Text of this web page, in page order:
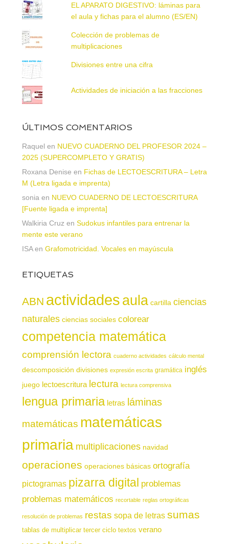
EL APARATO DIGESTIVO: láminas para
el aula y fichas para el alumno (ES/EN)
Colección de problemas de
multiplicaciones
Divisiones entre una cifra
Actividades de iniciación a las fracciones
ÚLTIMOS COMENTARIOS
Raquel en NUEVO CUADERNO DEL PROFESOR 2024 –
2025 (SUPERCOMPLETO Y GRATIS)
Roxana Denise en Fichas de LECTOESCRITURA – Letra
M (Letra ligada e imprenta)
sonia en NUEVO CUADERNO DE LECTOESCRITURA
[Fuente ligada e imprenta]
Walkiria Cruz en Sudokus infantiles para entrenar la
mente este verano
ISAen Grafomotricidad. Vocales en mayúscula
ETIQUETAS
ABN actividadesaula cartilla ciencias
naturales ciencias sociales colorear
competencia matemática
comprensión lectora cuaderno actividades cálculo mental
descomposición divisiones expresión escrita gramática inglés
juego lectoescritura lectura lectura comprensiva
lengua primaria letras láminas
matemáticas matemáticas
primaria multiplicaciones navidad
operaciones operaciones básicas ortografía
pictogramas pizarra digital problemas
problemas matemáticos recortable reglas ortográficas
resolución de problemas restas sopa de letras sumas
tablas de multiplicar tercer ciclo textos verano